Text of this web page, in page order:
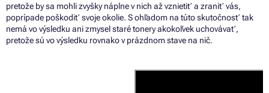
pretože bysa mohli zvyšky náplnevnich ažvznietiť a zraniť vás,
poprípade poškodiť svoje okolie. Sohľadom na túto skutočnosť tak
nemá vovýsledku ani zmysel staré tonery akokoľvek uchovávať,
pretože sú vovýsledku rovnakovprázdnom stave na nič.